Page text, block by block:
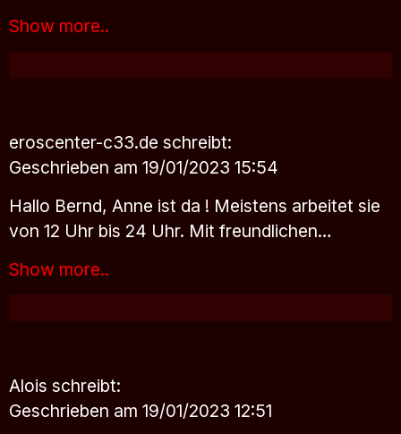
Show more..
eroscenter-c33.de schreibt:
Geschrieben am 19/01/2023 15:54
Hallo Bernd, Anne ist da ! Meistens arbeitet sie
von 12 Uhr bis 24 Uhr. Mit freundlichen…
Show more..
Alois schreibt:
Geschrieben am 19/01/2023 12:51